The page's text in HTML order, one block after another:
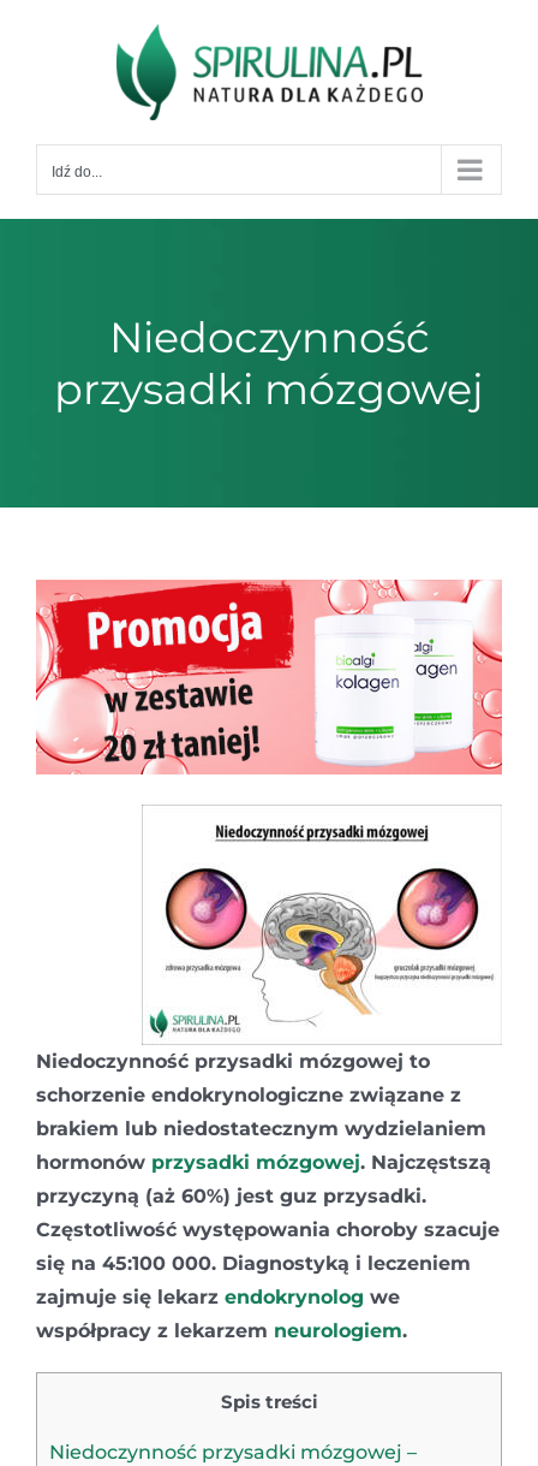
Idź do...
Niedoczynność
przysadki mózgowej
Niedoczynność przysadki mózgowej to
schorzenie endokrynologiczne związane z
brakiem lub niedostatecznym wydzielaniem
hormonów przysadki mózgowej. Najczęstszą
przyczyną (aż 60%) jest guz przysadki.
Częstotliwość występowania choroby szacuje
się na 45:100 000. Diagnostyką i leczeniem
zajmuje się lekarz endokrynolog we
współpracy z lekarzem neurologiem.
Spis treści
Niedoczynność przysadki mózgowej –